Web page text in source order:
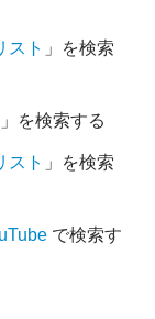
スト 」を検索
」を検索する
スト 」を検索
で検索す